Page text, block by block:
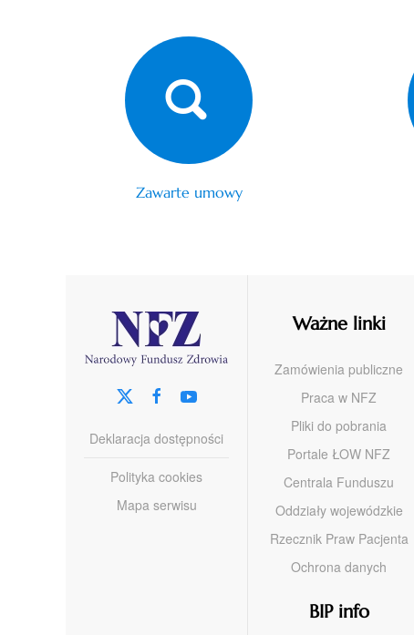
Zawarte umowy
Deklaracja dostępności
Polityka cookies
Mapa serwisu
Ważne linki
Zamówienia publiczne
Praca w NFZ
Pliki do pobrania
Portale ŁOW NFZ
Centrala Funduszu
Oddziały wojewódzkie
Rzecznik Praw Pacjenta
Ochrona danych
BIP info